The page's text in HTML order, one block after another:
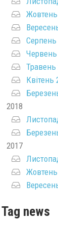
Жовтень
Серпень
Червень
Травень
Квітень
2018
2017
Tag news